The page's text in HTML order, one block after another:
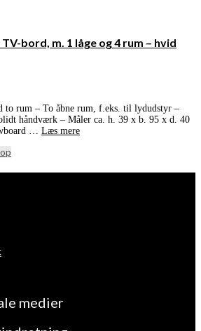
bord, m. 1 låge og 4 rum – hvid
to rum – To åbne rum, f.eks. til lydudstyr –
håndværk – Måler ca. h. 39 x b. 95 x d. 40
… Læs mere
medier